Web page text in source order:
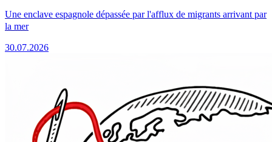
Une enclave espagnole dépassée par l'afflux de migrants arrivant par
la mer
30.07.2026